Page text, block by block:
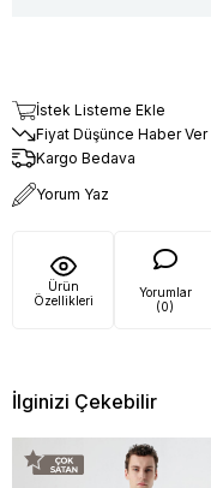
İstek Listeme Ekle
Fiyat Düşünce Haber Ver
Kargo Bedava
Yorum Yaz
Ürün
Özellikleri
Yorumlar
(0)
İlginizi Çekebilir